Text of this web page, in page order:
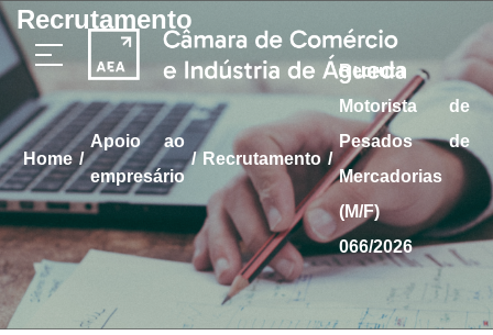
Recrutamento
home /
apoio ao
empresário
/ Recrutamento /
Recruta
Motorista de
Pesados de
Mercadorias
(M/F)
066/2026